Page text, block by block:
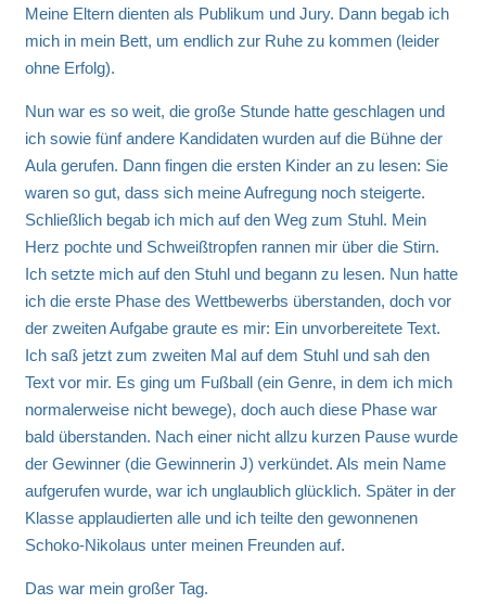
Meine Eltern dienten als Publikum und Jury. Dann begab ich
mich in mein Bett, um endlich zur Ruhe zu kommen (leider
ohne Erfolg).
Nun war es so weit, die große Stunde hatte geschlagen und
ich sowie fünf andere Kandidaten wurden auf die Bühne der
Aula gerufen. Dann fingen die ersten Kinder an zu lesen: Sie
waren so gut, dass sich meine Aufregung noch steigerte.
Schließlich begab ich mich auf den Weg zum Stuhl. Mein
Herz pochte und Schweißtropfen rannen mir über die Stirn.
Ich setzte mich auf den Stuhl und begann zu lesen. Nun hatte
ich die erste Phase des Wettbewerbs überstanden, doch vor
der zweiten Aufgabe graute es mir: Ein unvorbereitete Text.
Ich saß jetzt zum zweiten Mal auf dem Stuhl und sah den
Text vor mir. Es ging um Fußball (ein Genre, in dem ich mich
normalerweise nicht bewege), doch auch diese Phase war
bald überstanden. Nach einer nicht allzu kurzen Pause wurde
der Gewinner (die Gewinnerin J) verkündet. Als mein Name
aufgerufen wurde, war ich unglaublich glücklich. Später in der
Klasse applaudierten alle und ich teilte den gewonnenen
Schoko-Nikolaus unter meinen Freunden auf.
Das war mein großer Tag.